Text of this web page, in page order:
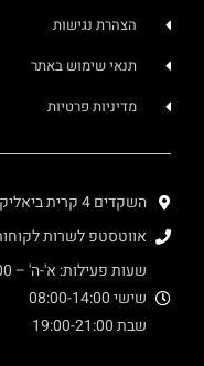
הצהרת נגישות
תנאי שימוש באתר
מדיניות פרטיות
השקדים 4 קרית ביאליק (בתוך מרכז סביניה)
אווטסטפ לשרות לקוחות : 052-
שעות פעילות: א'-ה' – 08:00-20:00
שישי 08:00-14:00
שבת 19:00-21:00